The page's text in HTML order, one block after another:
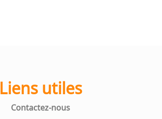
Liens utiles
Contactez-nous